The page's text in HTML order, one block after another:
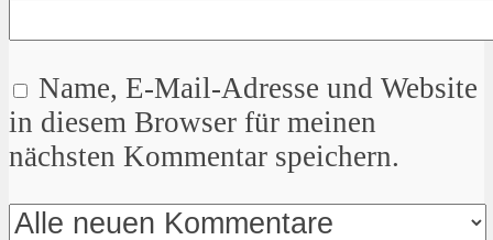
Name, E-Mail-Adresse und Website
in diesem Browser für meinen
nächsten Kommentar speichern.